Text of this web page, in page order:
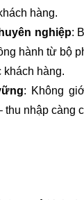
hàng.
nghiệp:
hành từ bộ
khách hàng.
: Không
thu nhập càng